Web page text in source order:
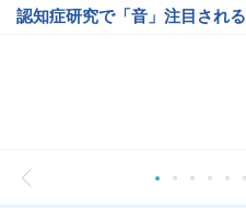
認知症研究で「音」注目される